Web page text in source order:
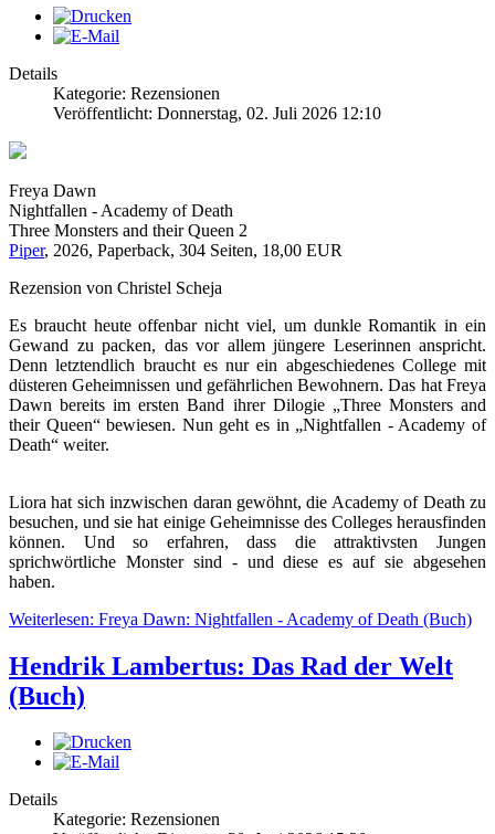
Details
Kategorie: Rezensionen
Veröffentlicht: Donnerstag, 02. Juli 2026 12:10
Freya Dawn
Nightfallen - Academy of Death
Three Monsters and their Queen 2
Piper, 2026, Paperback, 304 Seiten, 18,00 EUR
Rezension von Christel Scheja
Es braucht heute offenbar nicht viel, um dunkle Romantik in ein
Gewand zu packen, das vor allem jüngere Leserinnen anspricht.
Denn letztendlich braucht es nur ein abgeschiedenes College mit
düsteren Geheimnissen und gefährlichen Bewohnern. Das hat Freya
Dawn bereits im ersten Band ihrer Dilogie „Three Monsters and
their Queen“ bewiesen. Nun geht es in „Nightfallen - Academy of
Death“ weiter.
Liora hat sich inzwischen daran gewöhnt, die Academy of Death zu
besuchen, und sie hat einige Geheimnisse des Colleges herausfinden
können. Und so erfahren, dass die attraktivsten Jungen
sprichwörtliche Monster sind - und diese es auf sie abgesehen
haben.
Weiterlesen: Freya Dawn: Nightfallen - Academy of Death (Buch)
Hendrik Lambertus: Das Rad der Welt
(Buch)
Details
Kategorie: Rezensionen